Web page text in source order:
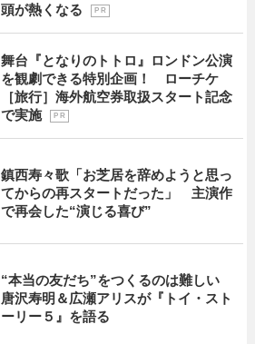
頭が熱くなる
P R
舞台『となりのトトロ』ロンドン公演
を観劇できる特別企画！ ローチケ
［旅行］海外航空券取扱スタート記念
で実施
P R
鎮西寿々歌「お芝居を辞めようと思っ
てからの再スタートだった」 主演作
で再会した“演じる喜び”
“本当の友だち”をつくるのは難しい
唐沢寿明＆広瀬アリスが『トイ・スト
ーリー５』を語る